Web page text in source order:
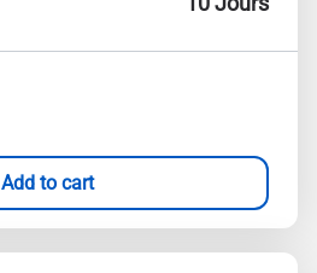
Add to cart